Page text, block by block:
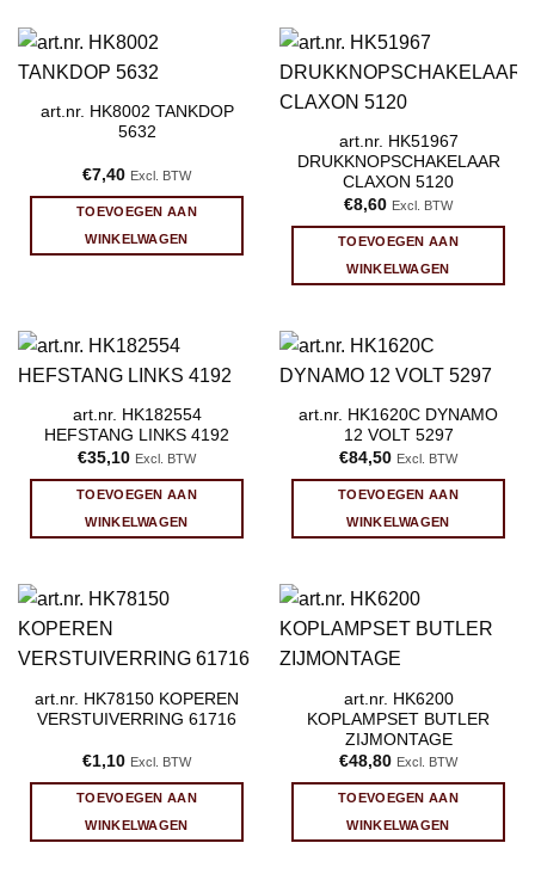
art.nr. HK8002 TANKDOP
5632
€7,40 Excl. BTW
TOEVOEGEN AAN
WINKELWAGEN
art.nr. HK51967
DRUKKNOPSCHAKELAAR
CLAXON 5120
€8,60 Excl. BTW
TOEVOEGEN AAN
WINKELWAGEN
art.nr. HK182554
HEFSTANG LINKS 4192
€35,10 Excl. BTW
TOEVOEGEN AAN
WINKELWAGEN
art.nr. HK1620C DYNAMO
12 VOLT 5297
€84,50 Excl. BTW
TOEVOEGEN AAN
WINKELWAGEN
art.nr. HK78150 KOPEREN
VERSTUIVERRING 61716
€1,10 Excl. BTW
TOEVOEGEN AAN
WINKELWAGEN
art.nr. HK6200
KOPLAMPSET BUTLER
ZIJMONTAGE
€48,80 Excl. BTW
TOEVOEGEN AAN
WINKELWAGEN